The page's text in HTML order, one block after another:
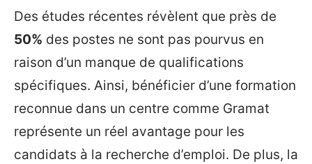
Des études récentes révèlent que près de
50% des postes ne sont pas pourvus en
raison d’un manque de qualifications
spécifiques. Ainsi, bénéficier d’une formation
reconnue dans un centre comme Gramat
représente un réel avantage pour les
candidats à la recherche d’emploi. De plus, la